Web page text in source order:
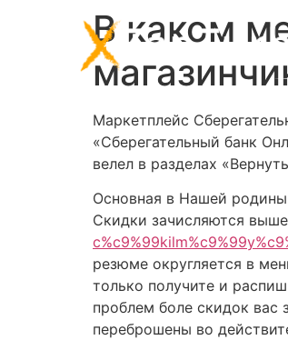
В каком
Маркетплейс
«Сберегательный банк
велел в разделах
Основная в Нашей родины
Скидки зачисляются
резюме округляется в
только получите и
проблем боле скидок вас
переброшены во